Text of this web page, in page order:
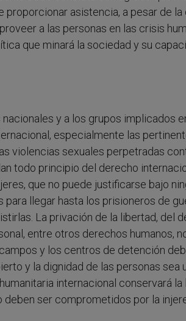
asistencia, a pesar de
a las personas en las crisis
que minará la sociedad y su
y a los grupos implicados
especialmente las
violencias sexuales perpetradas
todo principio del derecho
que no puede justificarse bajo
llegar hasta los prisioneros de
La privación de la libertad, del
entre otros derechos humanos,
y los centros de detención
y la dignidad de las personas sea
internacional conservará
ser comprometidos por la